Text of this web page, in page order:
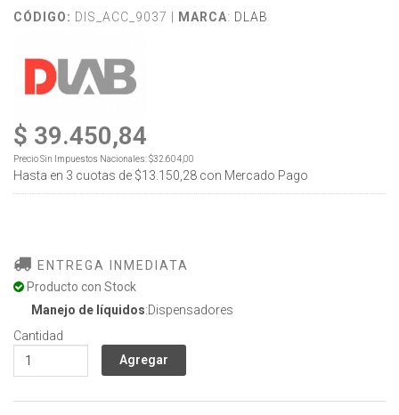
CÓDIGO: DIS_ACC_9037 | MARCA: DLAB
$ 39.450,84
Precio Sin Impuestos Nacionales:$32.604,00
Hasta en 3 cuotas de $13.150,28 con Mercado Pago
ENTREGA INMEDIATA
Producto con Stock
Manejo de líquidos:Dispensadores
Cantidad